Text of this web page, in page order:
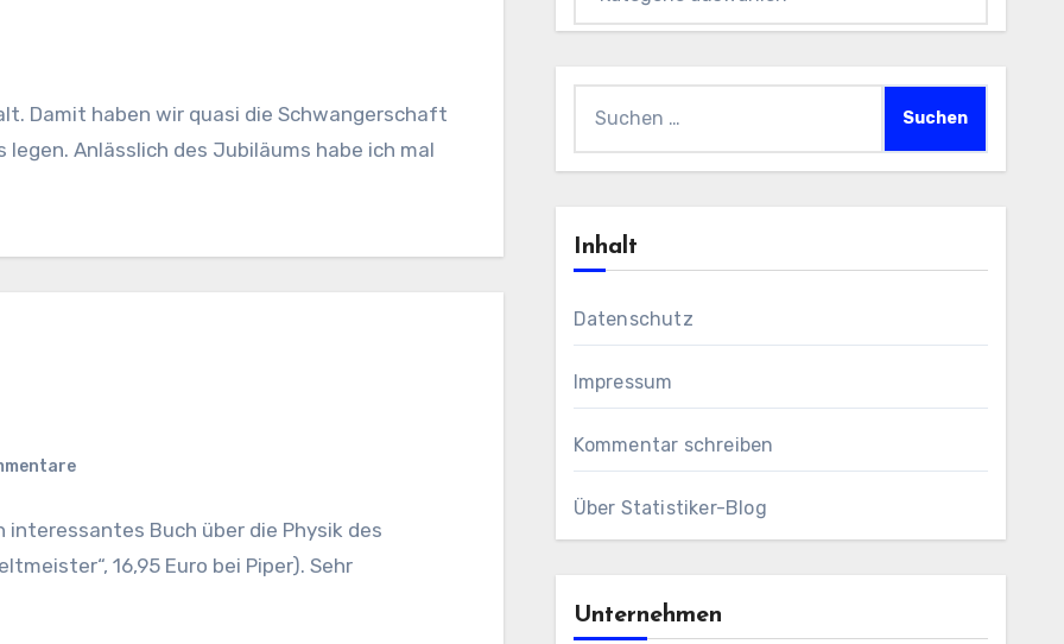
Damit haben wir quasi die Schwangerschaft
Anlässlich des Jubiläums habe ich mal
Buch über die Physik des
16,95 Euro bei Piper). Sehr
nach:
Inhalt
Datenschutz
Impressum
Kommentar schreiben
Über Statistiker-Blog
Unternehmen